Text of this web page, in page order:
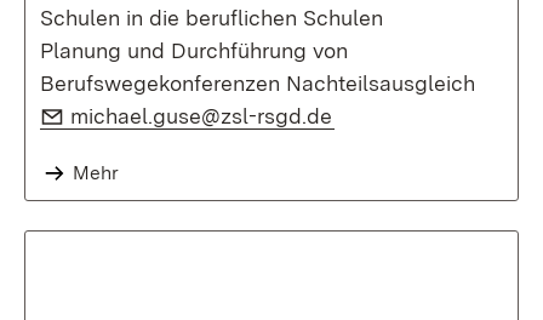
Schulen in die beruflichen Schulen
Planung und Durchführung von
Berufswegekonferenzen Nachteilsausgleich
E-Mail:
michael.guse@zsl-rsgd.de
Mehr